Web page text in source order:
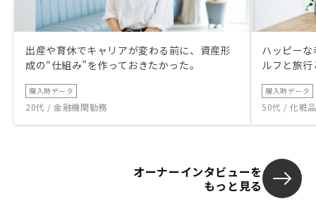
出産や育休でキャリアが変わる前に、資産形
成の“仕組み”を作っておきたかった。
購入時データ
20代 / 金融機関勤務
ハッピー
ルフと旅
購入時データ
50代 / 化粧
オーナーインタビューを
もっと見る